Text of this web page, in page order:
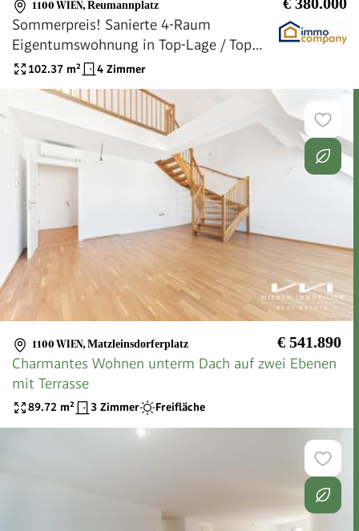
1100 WIEN, Reumannplatz
Sommerpreis! Sanierte 4-Raum
Eigentumswohnung in Top-Lage / Top
Preis - Nähe Reumannplatz
102.37 m² 4 Zimmer
1100 WIEN, Matzleinsdorferplatz € 541.890
Charmantes Wohnen unterm Dach auf zwei Ebenen
mit Terrasse
89.72 m² 3 Zimmer Freifläche